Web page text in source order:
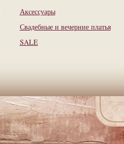
Аксессуары
Свадебные и вечерние платья
SALE